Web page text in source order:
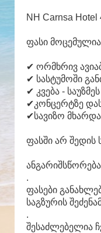
NH Carnsa
ფასი
✔ ორმხრივ
✔ სასტუმოში
✔ კვება - საუზმეს
✔კონცერტზე
✔სავიზო
ფასში არ შედის
.
ფასები
საგზურის
.
შესაძლებელია